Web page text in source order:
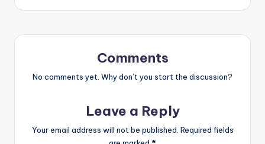
Comments
No comments yet. Why don’t you start the discussion?
Leave a Reply
Your email address will not be published. Required fields